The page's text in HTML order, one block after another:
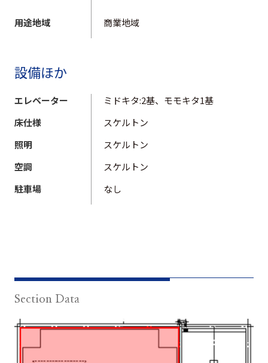
用途地域 商業地域
設備ほか
エレベーター
ミドキタ:2基、モモキタ1基
床仕様
スケルトン
照明
スケルトン
空調
スケルトン
駐車場
なし
Section Data